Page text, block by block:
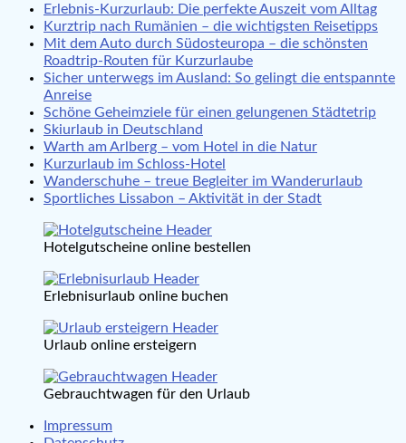
Erlebnis-Kurzurlaub: Die perfekte Auszeit vom Alltag
Kurztrip nach Rumänien – die wichtigsten Reisetipps
Mit dem Auto durch Südosteuropa – die schönsten
Roadtrip-Routen für Kurzurlaube
Sicher unterwegs im Ausland: So gelingt die entspannte
Anreise
Schöne Geheimziele für einen gelungenen Städtetrip
Skiurlaub in Deutschland
Warth am Arlberg – vom Hotel in die Natur
Kurzurlaub im Schloss-Hotel
Wanderschuhe – treue Begleiter im Wanderurlaub
Sportliches Lissabon – Aktivität in der Stadt
Hotelgutscheine online bestellen
Erlebnisurlaub online buchen
Urlaub online ersteigern
Gebrauchtwagen für den Urlaub
Impressum